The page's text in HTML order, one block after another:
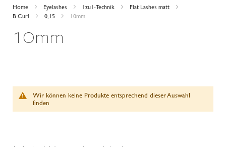
Home Eyelashes 1zu1-Technik
Flat Lashes matt
B Curl
0,15 10mm
10mm
Wir können keine Produkte entsprechend dieser Auswahl
finden